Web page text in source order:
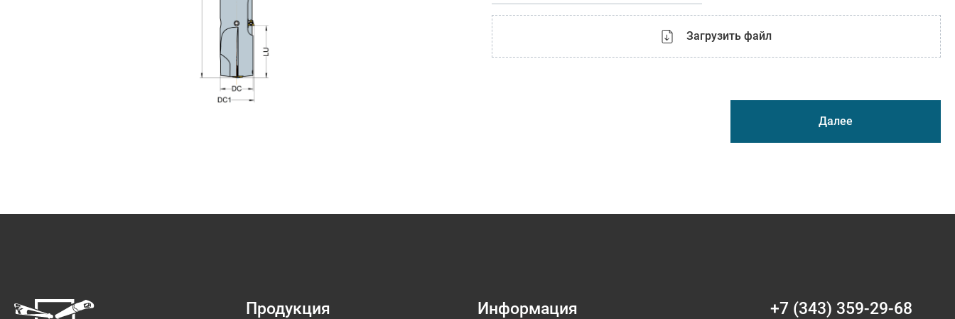
Загрузить файл
Далее
Продукция Информация +7 (343) 359-29-68